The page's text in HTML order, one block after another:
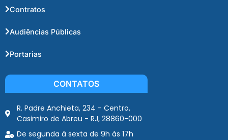
Contratos
Audiências Públicas
Portarias
CONTATOS
R. Padre Anchieta, 234 - Centro,
Casimiro de Abreu - RJ, 28860-000
De segunda à sexta de 9h às 17h